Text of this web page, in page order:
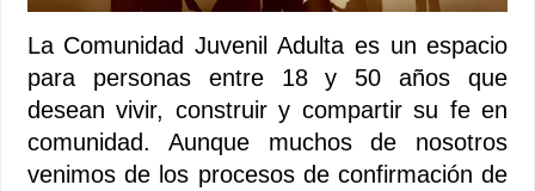
La Comunidad Juvenil Adulta es un espacio
para personas entre 18 y 50 años que
desean vivir, construir y compartir su fe en
comunidad. Aunque muchos de nosotros
venimos de los procesos de confirmación de